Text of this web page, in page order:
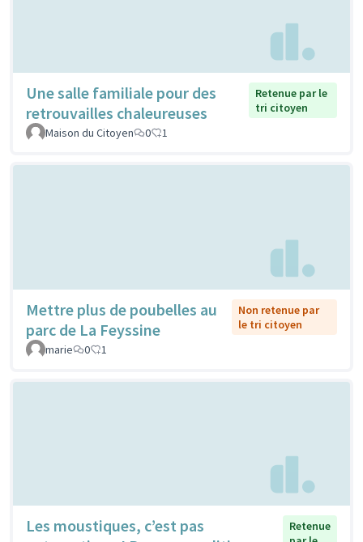
Une salle familiale pour des
retrouvailles chaleureuses
Retenue par le
tri citoyen
Maison du Citoyen
0 1
Mettre plus de poubelles au
parc de La Feyssine
Non retenue par
le tri citoyen
marie
0 1
Les moustiques, c’est pas
Retenue